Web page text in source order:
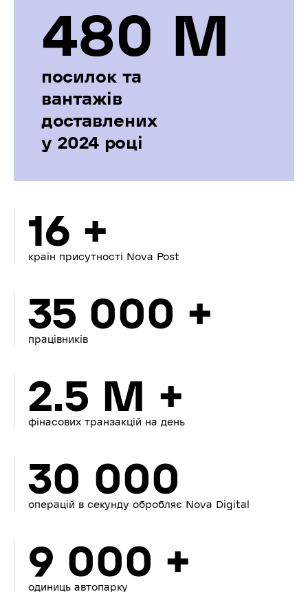
480 М
посилок та
вантажів
доставлених
у 2024 році
16 +
країн присутності Nova Post
35 000 +
працівників
2.5 M +
фінасових транзакцій на день
30 000
операцій в секунду обробляє Nova Digital
9 000 +
одиниць автопарку